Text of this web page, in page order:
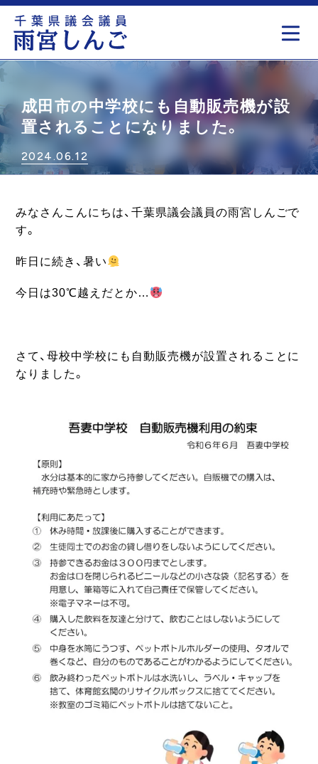
成田市の中学校にも自動販売機が設
置されることになりました。
2024.06.12
みなさんこんにちは、千葉県議会議員の雨宮しんごで
す。
昨日に続き、暑い
今日は30℃越えだとか…
さて、母校中学校にも自動販売機が設置されることに
なりました。